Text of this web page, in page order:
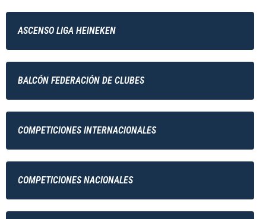
ASCENSO LIGA HEINEKEN
BALCÓN FEDERACIÓN DE CLUBES
COMPETICIONES INTERNACIONALES
COMPETICIONES NACIONALES